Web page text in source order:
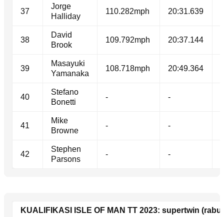
37
Jorge
Halliday
110.282mph 20:31.639
38
David
Brook
109.792mph 20:37.144
39
Masayuki
Yamanaka
108.718mph 20:49.364
40
Stefano
Bonetti
- -
41
Mike
Browne
- -
42
Stephen
Parsons
- -
KUALIFIKASI ISLE OF MAN TT 2023: supertwin (rabu)